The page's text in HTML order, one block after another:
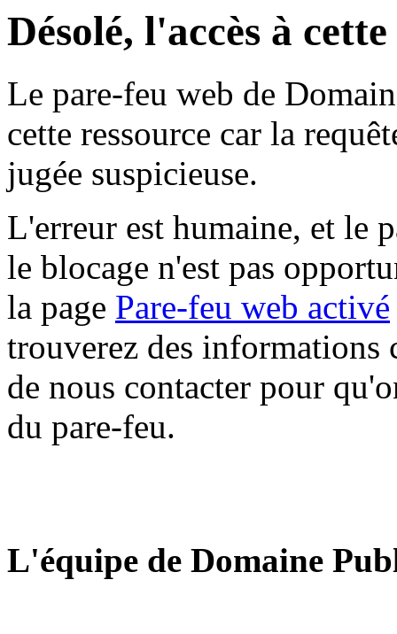
Désolé, l'accès à
Le pare-feu web de
cette ressource car la
jugée suspicieuse.
L'erreur est humaine, et le
le blocage n'est pas
la page Pare-feu web activé
trouverez des informations
de nous contacter pour
du pare-feu.
L'équipe de Domaine